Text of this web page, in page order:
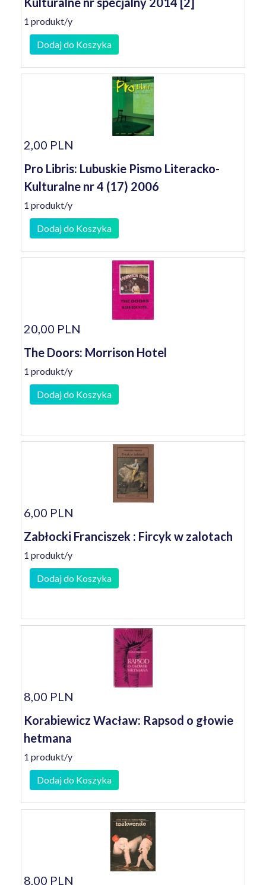
1 produkt/y
Dodaj do Koszyka
2,00 PLN
Pro Libris: Lubuskie Pismo Literacko-
Kulturalne nr 4 (17) 2006
1 produkt/y
Dodaj do Koszyka
20,00 PLN
The Doors: Morrison Hotel
1 produkt/y
Dodaj do Koszyka
6,00 PLN
Zabłocki Franciszek : Fircyk w zalotach
1 produkt/y
Dodaj do Koszyka
8,00 PLN
Korabiewicz Wacław: Rapsod o głowie
hetmana
1 produkt/y
Dodaj do Koszyka
8,00 PLN